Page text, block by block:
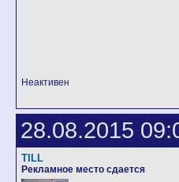
Неактивен
28.08.2015
TILL
Рекламное место сдается